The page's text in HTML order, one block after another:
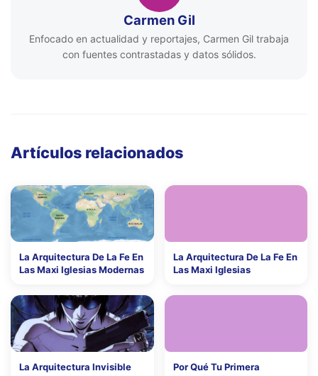
Carmen Gil
Enfocado en actualidad y reportajes, Carmen Gil trabaja
con fuentes contrastadas y datos sólidos.
Artículos relacionados
La Arquitectura De La Fe En
Las Maxi Iglesias Modernas
La Arquitectura De La Fe En
Las Maxi Iglesias
La Arquitectura Invisible
Por Qué Tu Primera